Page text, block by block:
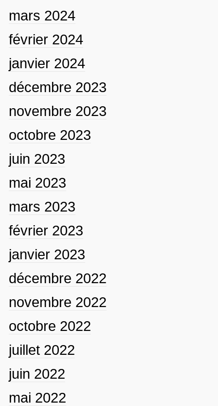
mars 2024
février 2024
janvier 2024
décembre 2023
novembre 2023
octobre 2023
juin 2023
mai 2023
mars 2023
février 2023
janvier 2023
décembre 2022
novembre 2022
octobre 2022
juillet 2022
juin 2022
mai 2022